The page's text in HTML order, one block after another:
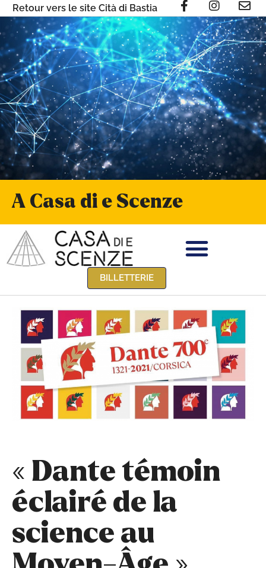
Retour vers le site Cità di Bastia
A Casa di e Scenze
BILLETTERIE
« Dante témoin
éclairé de la
science au